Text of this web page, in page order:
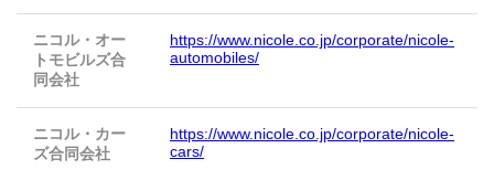
ニコル・オー
トモビルズ合
同会社
https://www.nicole.co.jp/corporate/nicole-
automobiles/
ニコル・カー
ズ合同会社
https://www.nicole.co.jp/corporate/nicole-
cars/